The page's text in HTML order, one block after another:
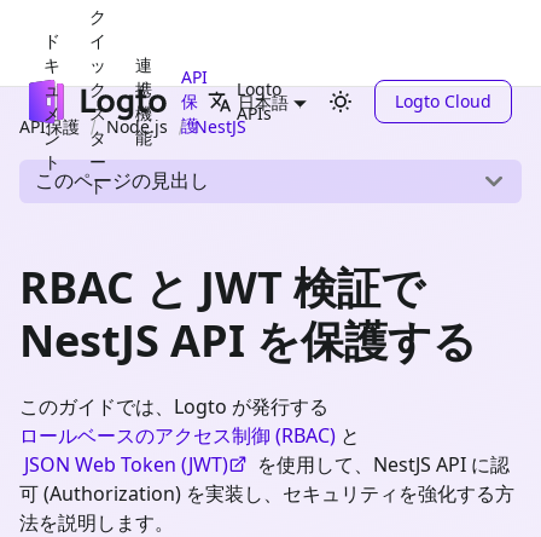
ド
キ
ュ
メ
ン
ト
ク
イ
ッ
ク
ス
タ
ー
ト
連
携
機
能
API
保
護
Logto
APIs
日本語
Logto Cloud
API保護
Node.js NestJS
このページの見出し
RBAC と JWT 検証で
NestJS API を保護する
このガイドでは、Logto が発行する
ロールベースのアクセス制御 (RBAC) と
JSON Web Token (JWT)
を使用して、NestJS API に認
可 (Authorization) を実装し、セキュリティを強化する方
法を説明します。